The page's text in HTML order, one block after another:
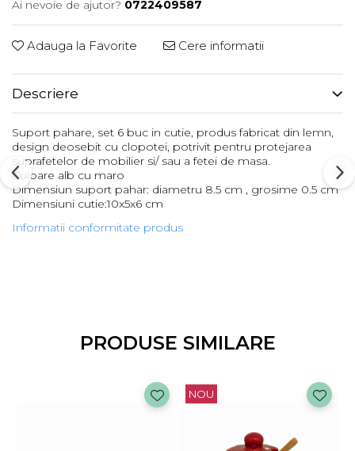
Ai nevoie de ajutor? 0722409587
Adauga la Favorite Cere informatii
Descriere
Suport pahare, set 6 buc in cutie, produs fabricat din lemn,
design deosebit cu clopotei, potrivit pentru protejarea
suprafetelor de mobilier si/ sau a fetei de masa.
Culoare alb cu maro
Dimensiun suport pahar: diametru 8.5 cm , grosime 0.5 cm
Dimensiuni cutie:10x5x6 cm
Informatii conformitate produs
PRODUSE SIMILARE
NOU